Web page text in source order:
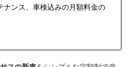
ナンス、車検込みの月額料金の